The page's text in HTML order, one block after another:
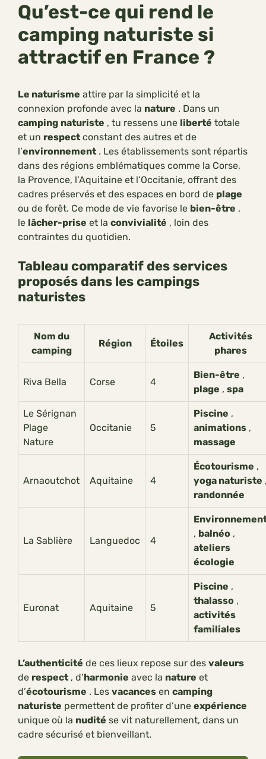
Qu’est-ce qui rend le
camping naturiste si
attractif en France ?
Le naturisme attire par la simplicité et la
connexion profonde avec la nature . Dans un
camping naturiste , tu ressens une liberté totale
et un respect constant des autres et de
l’environnement . Les établissements sont répartis
dans des régions emblématiques comme la Corse,
la Provence, l’Aquitaine et l’Occitanie, offrant des
cadres préservés et des espaces en bord de plage
ou de forêt. Ce mode de vie favorise le bien-être ,
le lâcher-prise et la convivialité , loin des
contraintes du quotidien.
Tableau comparatif des services
proposés dans les campings
naturistes
Nom du
camping
Région Étoiles
Activités
phares
Riva Bella Corse 4
Bien-être ,
plage , spa
Le Sérignan
Plage
Nature
Occitanie 5
Piscine ,
animations ,
massage
Arnaoutchot Aquitaine 4
Écotourisme ,
yoga naturiste
randonnée
La Sablière Languedoc 4
, balnéo ,
ateliers
écologie
Euronat Aquitaine 5
Piscine ,
thalasso ,
activités
familiales
L’authenticité de ces lieux repose sur des valeurs
de respect , d’harmonie avec la nature et
d’écotourisme . Les vacances en camping
naturiste permettent de profiter d’une expérience
unique où la nudité se vit naturellement, dans un
cadre sécurisé et bienveillant.